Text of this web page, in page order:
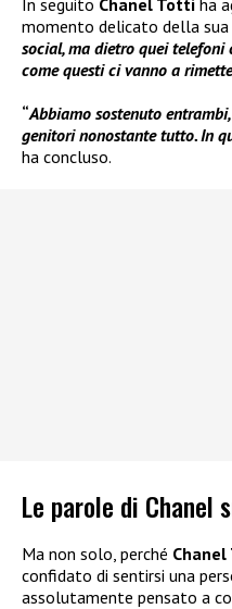
In seguito Chanel Totti ha
momento delicato della
social, ma dietro quei telefoni
come questi ci vanno a
“Abbiamo sostenuto
genitori nonostante tutto. In
ha concluso.
Le parole di Chanel
Ma non solo, perché
confidato di sentirsi una
assolutamente pensato a